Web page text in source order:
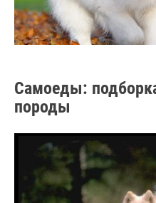
Самоеды:
породы